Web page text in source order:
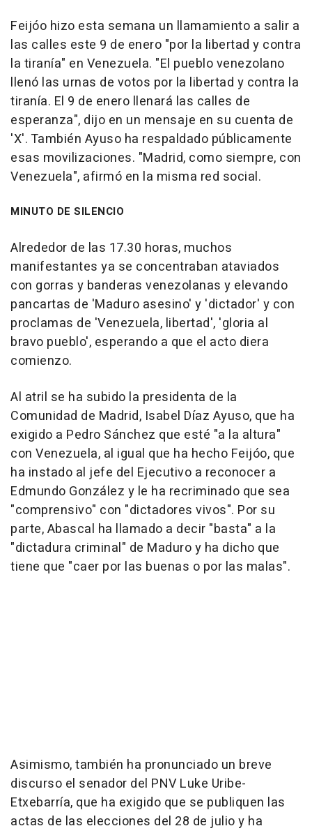
Feijóo hizo esta semana un llamamiento a salir a
las calles este 9 de enero "por la libertad y contra
la tiranía" en Venezuela. "El pueblo venezolano
llenó las urnas de votos por la libertad y contra la
tiranía. El 9 de enero llenará las calles de
esperanza", dijo en un mensaje en su cuenta de
'X'. También Ayuso ha respaldado públicamente
esas movilizaciones. "Madrid, como siempre, con
Venezuela", afirmó en la misma red social.
MINUTO DE SILENCIO
Alrededor de las 17.30 horas, muchos
manifestantes ya se concentraban ataviados
con gorras y banderas venezolanas y elevando
pancartas de 'Maduro asesino' y 'dictador' y con
proclamas de 'Venezuela, libertad', 'gloria al
bravo pueblo', esperando a que el acto diera
comienzo.
Al atril se ha subido la presidenta de la
Comunidad de Madrid, Isabel Díaz Ayuso, que ha
exigido a Pedro Sánchez que esté "a la altura"
con Venezuela, al igual que ha hecho Feijóo, que
ha instado al jefe del Ejecutivo a reconocer a
Edmundo González y le ha recriminado que sea
"comprensivo" con "dictadores vivos". Por su
parte, Abascal ha llamado a decir "basta" a la
"dictadura criminal" de Maduro y ha dicho que
tiene que "caer por las buenas o por las malas".
Asimismo, también ha pronunciado un breve
discurso el senador del PNV Luke Uribe-
Etxebarría, que ha exigido que se publiquen las
actas de las elecciones del 28 de julio y ha